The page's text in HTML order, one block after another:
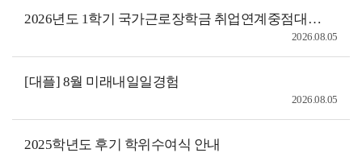
2026년도 1학기 국가근로장학금 취업연계중점대학유형 출근부(2026년 8월) 제출 안내
2026.08.05
[대플] 8월 미래내일일경험
2026.08.05
2025학년도 후기 학위수여식 안내